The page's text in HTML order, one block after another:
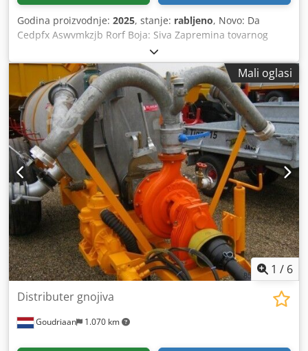
Godina proizvodnje: 2025, stanje: rabljeno, Novo: Da
Cedpfx Aswvmkzjb Rorf Boja: Siva Zapremina tovarnog
Mali oglasi
1 / 6
Goudriaan 1.070 km
Distributer gnojiva